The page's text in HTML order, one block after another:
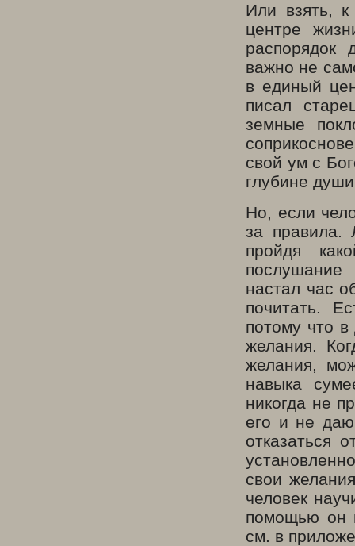
Или взять,
центре
распорядок
важно не
в единый
писал
земные
свой ум с
глубине
Но, если
за правила.
пройдя
настал час
почитать.
потому что
желания.
желания,
навыка
никогда не
его и не
отказаться
свои
человек
помощью он
см. в